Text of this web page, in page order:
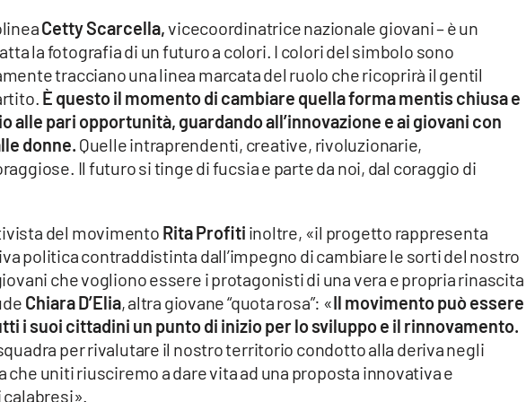
Cetty Scarcella,vicecoordinatrice nazionale giovani – è un
la fotografia di un futuro a colori. I colori del simbolo sono
tracciano una linea marcata del ruolo che ricoprirà il gentil
È questo il momento di cambiare quella forma mentis chiusa e
alle pari opportunità, guardando all’innovazione e ai giovani con
donne. Quelle intraprendenti, creative, rivoluzionarie,
Il futuro si tinge di fucsia e parte da noi, dal coraggio di
del movimento Rita Profiti inoltre, «il progetto rappresenta
politica contraddistinta dall’impegno di cambiare le sorti del nostro
che vogliono essere i protagonisti di una vera e propria rinascita
Chiara D’Elia, altra giovane “quota rosa”: «Il movimento può essere
i suoi cittadini un punto di inizio per lo sviluppo e il rinnovamento.
per rivalutare il nostro territorio condotto alla deriva negli
che uniti riusciremo a dare vita ad una proposta innovativa e